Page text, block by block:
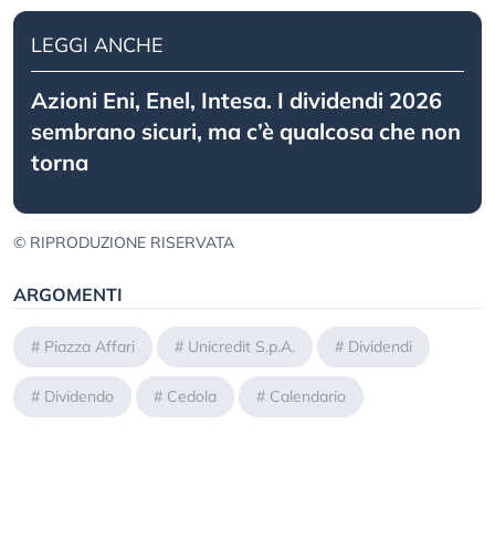
LEGGI ANCHE
Azioni Eni, Enel, Intesa. I dividendi 2026
sembrano sicuri, ma c’è qualcosa che non
torna
© RIPRODUZIONE RISERVATA
ARGOMENTI
# Piazza Affari # Unicredit S.p.A. # Dividendi
# Dividendo # Cedola # Calendario